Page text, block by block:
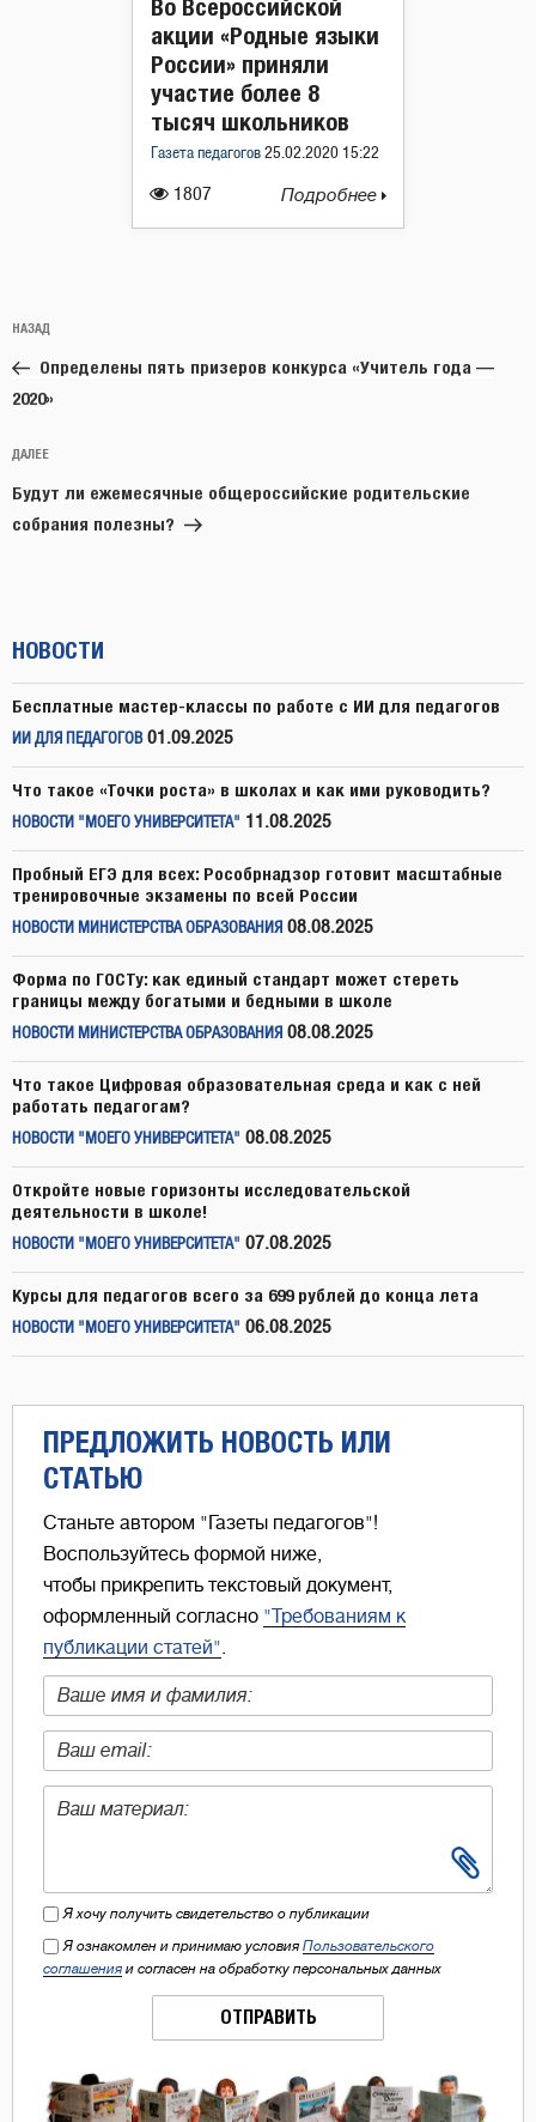
1807
Во Всероссийской
акции «Родные языки
России» приняли
участие более 8
тысяч школьников
Газета педагогов 25.02.2020 15:22
Подробнее
по
записям
Предыдущая
запись:
НАЗАД
Определены пять призеров конкурса «Учитель года —
2020»
Следующая
запись
ДАЛЕЕ
Будут ли ежемесячные общероссийские родительские
собрания полезны?
НОВОСТИ
Бесплатные мастер-классы по работе с ИИ для педагогов
ИИ ДЛЯ ПЕДАГОГОВ 01.09.2025
Что такое «Точки роста» в школах и как ими руководить?
НОВОСТИ "МОЕГО УНИВЕРСИТЕТА" 11.08.2025
Пробный ЕГЭ для всех: Рособрнадзор готовит масштабные
тренировочные экзамены по всей России
НОВОСТИ МИНИСТЕРСТВА ОБРАЗОВАНИЯ 08.08.2025
Форма по ГОСТу: как единый стандарт может стереть
границы между богатыми и бедными в школе
НОВОСТИ МИНИСТЕРСТВА ОБРАЗОВАНИЯ 08.08.2025
Что такое Цифровая образовательная среда и как с ней
работать педагогам?
НОВОСТИ "МОЕГО УНИВЕРСИТЕТА" 08.08.2025
Откройте новые горизонты исследовательской
деятельности в школе!
НОВОСТИ "МОЕГО УНИВЕРСИТЕТА" 07.08.2025
Курсы для педагогов всего за 699 рублей до конца лета
НОВОСТИ "МОЕГО УНИВЕРСИТЕТА" 06.08.2025
ПРЕДЛОЖИТЬ НОВОСТЬ ИЛИ
СТАТЬЮ
Станьте автором "Газеты педагогов"!
Воспользуйтесь формой ниже,
чтобы прикрепить текстовый документ,
оформленный согласно "Требованиям к
публикации статей".
Я хочу получить свидетельство о публикации
Я ознакомлен и принимаю условия Пользовательского
соглашения и согласен на обработку персональных данных
ОТПРАВИТЬ